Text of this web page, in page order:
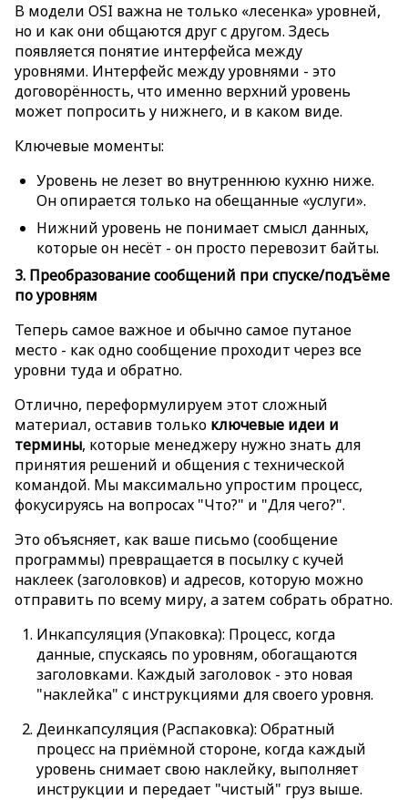
В модели OSI важна не только «лесенка» уровней,
но и как они общаются друг с другом. Здесь
появляется понятие интерфейса между
уровнями. Интерфейс между уровнями - это
договорённость, что именно верхний уровень
может попросить у нижнего, и в каком виде.
Ключевые моменты:
Уровень не лезет во внутреннюю кухню ниже.
Он опирается только на обещанные «услуги».
Нижний уровень не понимает смысл данных,
которые он несёт - он просто перевозит байты.
3. Преобразование сообщений при спуске/подъёме
по уровням
Теперь самое важное и обычно самое путаное
место - как одно сообщение проходит через все
уровни туда и обратно.
Отлично, переформулируем этот сложный
материал, оставив только ключевые идеи и
термины, которые менеджеру нужно знать для
принятия решений и общения с технической
командой. Мы максимально упростим процесс,
фокусируясь на вопросах "Что?" и "Для чего?".
Это объясняет, как ваше письмо (сообщение
программы) превращается в посылку с кучей
наклеек (заголовков) и адресов, которую можно
отправить по всему миру, а затем собрать обратно.
Инкапсуляция (Упаковка): Процесс, когда
данные, спускаясь по уровням, обогащаются
заголовками. Каждый заголовок - это новая
"наклейка" с инструкциями для своего уровня.
Деинкапсуляция (Распаковка): Обратный
процесс на приёмной стороне, когда каждый
уровень снимает свою наклейку, выполняет
инструкции и передает "чистый" груз выше.